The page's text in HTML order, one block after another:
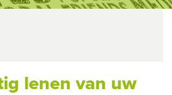
lenen van uw